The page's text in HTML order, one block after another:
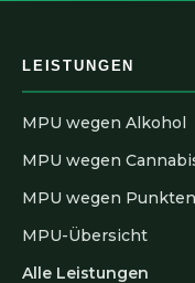
LEISTUNGEN
MPU wegen Alkohol
MPU wegen
MPU wegen Punkten
MPU-Übersicht
Alle Leistungen